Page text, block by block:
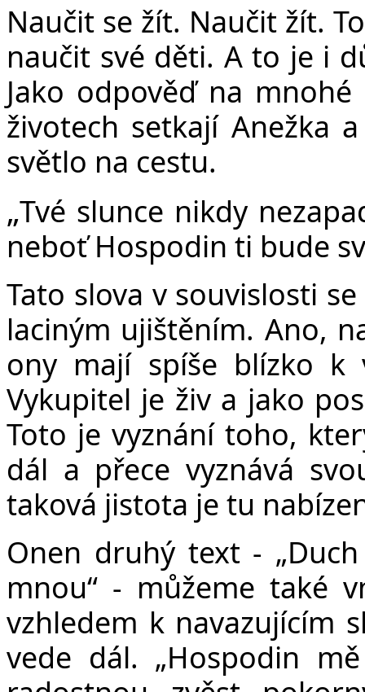
Naučit se žít. Naučit žít.
naučit své děti. A to je i
Jako odpověď na
životech setkají Anežka
světlo na cestu.
„Tvé slunce nikdy
neboť Hospodin ti bude
Tato slova v souvislosti
laciným ujištěním. Ano,
ony mají spíše blízko k
Vykupitel je živ a jako
Toto je vyznání toho,
dál a přece vyznává
taková jistota je tu
Onen druhý text -
mnou“ - můžeme také
vzhledem k navazujícím
vede dál. „Hospodin